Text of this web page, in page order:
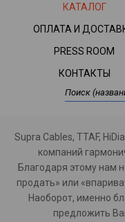
КАТАЛОГ
ОПЛАТА И
PRESS ROOM
КОНТАКТЫ
Supra Cables, TTAF,
компаний
Благодаря этому нам
продать» или
Наоборот, именно
предложить